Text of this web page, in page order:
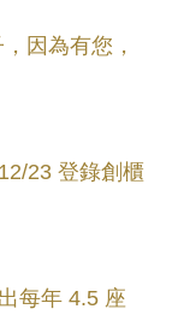
因為有您，
23 登錄創櫃
每年 4.5 座